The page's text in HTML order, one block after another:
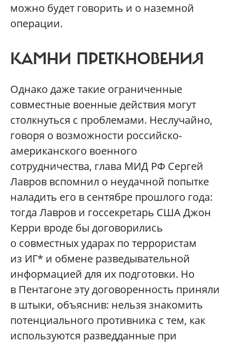
можно будет говорить и о наземной
операции.
КАМНИ ПРЕТКНОВЕНИЯ
Однако даже такие ограниченные
совместные военные действия могут
столкнуться с проблемами. Неслучайно,
говоря о возможности российско-
американского военного
сотрудничества, глава МИД РФ Сергей
Лавров вспомнил о неудачной попытке
наладить его в сентябре прошлого года:
тогда Лавров и госсекретарь США Джон
Керри вроде бы договорились
о совместных ударах по террористам
из ИГ* и обмене разведывательной
информацией для их подготовки. Но
в Пентагоне эту договоренность приняли
в штыки, объяснив: нельзя знакомить
потенциального противника с тем, как
используются разведданные при